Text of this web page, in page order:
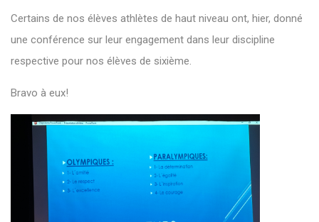
Certains de nos élèves athlètes de haut niveau ont, hier, donné
une conférence sur leur engagement dans leur discipline
respective pour nos élèves de sixième.
Bravo à eux!